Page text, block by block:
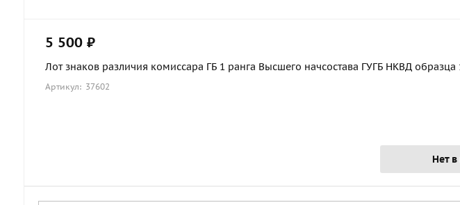
5 500 ₽
Лот знаков различия комиссара ГБ 1 ранга Высшего начсостава ГУГБ НКВД образца
Артикул: 37602
Нет